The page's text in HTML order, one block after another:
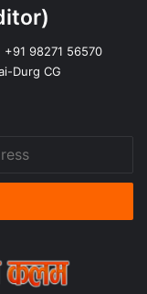
+91 98271 56570
Durg CG